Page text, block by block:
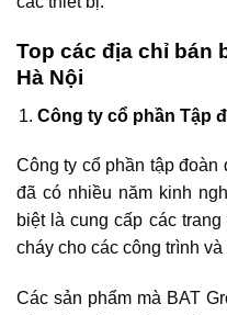
Top các địa chỉ bán
Hà Nội
Công ty cổ phần Tập
Công ty cổ phần tập đoàn
đã có nhiều năm kinh
biệt là cung cấp các
cháy cho các công trình
Các sản phẩm mà BAT